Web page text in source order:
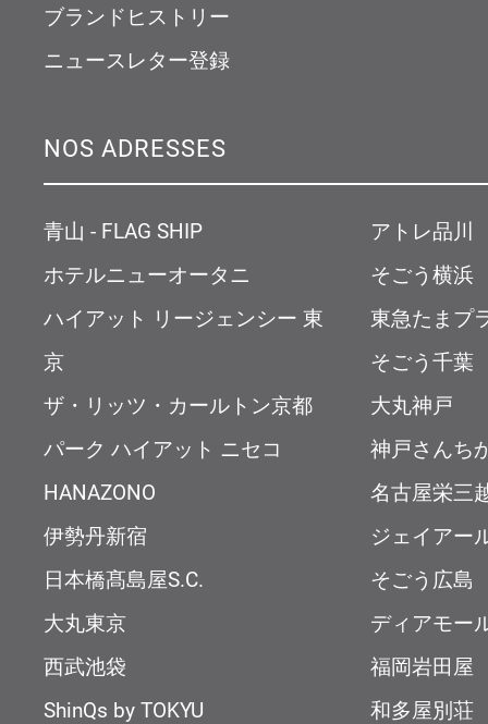
ブランドヒストリー
ニュースレター登録
NOS ADRESSES
青山 - FLAG SHIP
ホテルニューオータニ
ハイアット リージェンシー 東
京
ザ・リッツ・カールトン京都
パーク ハイアット ニセコ
HANAZONO
伊勢丹新宿
日本橋髙島屋S.C.
大丸東京
西武池袋
ShinQs by TOKYU
アトレ品川
そごう横浜
東急たまプ
そごう千葉
大丸神戸
神戸さんち
名古屋栄三
ジェイアー
そごう広島
ディアモー
福岡岩田屋
和多屋別荘